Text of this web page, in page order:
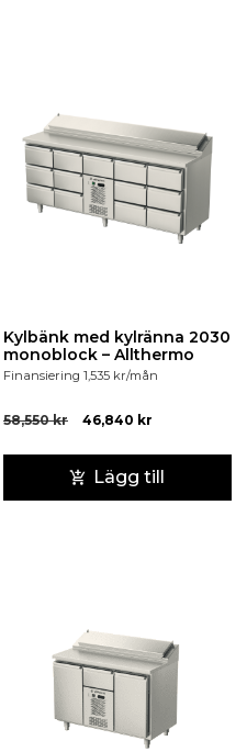
Kylbänk med kylränna 2030
monoblock – Allthermo
Finansiering 1,535 kr/mån
58,550kr 46,840 kr
Lägg till